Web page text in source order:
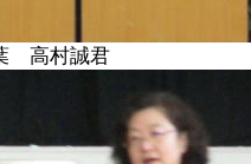
高村誠君